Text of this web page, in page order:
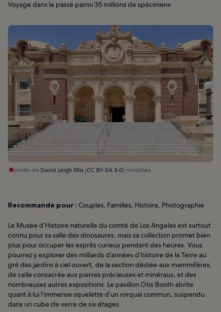
Voyage dans le passé parmi 35 millions de spécimens
photo de David Leigh Ellis(CC BY-SA 3.0) modifiée
Recommandé pour : Couples, Familles, Histoire, Photographie
Le Musée d’Histoire naturelle du comté de Los Angeles est surtout
connu pour sa salle des dinosaures, mais sa collection promet bien
plus pour occuper les esprits curieux pendant des heures. Vous
pourrez y explorer des milliards d’années d’histoire de la Terre au
gré des jardins à ciel ouvert, de la section dédiée aux mammifères,
de celle consacrée aux pierres précieuses et minéraux, et des
nombreuses autres expositions. Le pavillon Otis Booth abrite
quant à lui l’immense squelette d’un rorqual commun, suspendu
dans un cube de verre de six étages.